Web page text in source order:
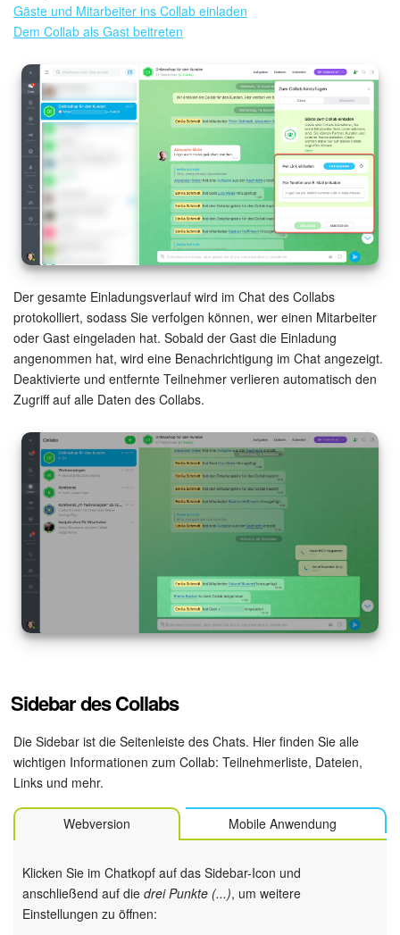
Elektronische Unterschrift
Bestandsverwaltung
Contact Center
Mitarbeiter-Widget
CRM-Analytik
BI-Builder
Automatisierung
Mitarbeiter
Onlineshop
Wissensbasis
Einstellungen
Bitrix24 Messenger
On-Premise Version
Gäste und Mitarbeiter ins Collab einladen
Dem Collab als Gast beitreten
Der gesamte Einladungsverlauf wird im Chat des Collabs
protokolliert, sodass Sie verfolgen können, wer einen Mitarbeiter
oder Gast eingeladen hat. Sobald der Gast die Einladung
angenommen hat, wird eine Benachrichtigung im Chat angezeigt.
Deaktivierte und entfernte Teilnehmer verlieren automatisch den
Zugriff auf alle Daten des Collabs.
Sidebar des Collabs
Die Sidebar ist die Seitenleiste des Chats. Hier finden Sie alle
wichtigen Informationen zum Collab: Teilnehmerliste, Dateien,
Links und mehr.
Webversion Mobile Anwendung
Klicken Sie im Chatkopf auf das Sidebar-Icon und
anschließend auf die drei Punkte (...), um weitere
Einstellungen zu öffnen: